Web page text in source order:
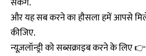
और यह सब करने का हौसला हमें आपसे
कीजिए.
न्यूज़लॉन्ड्री को सब्सक्राइब करने के लिए